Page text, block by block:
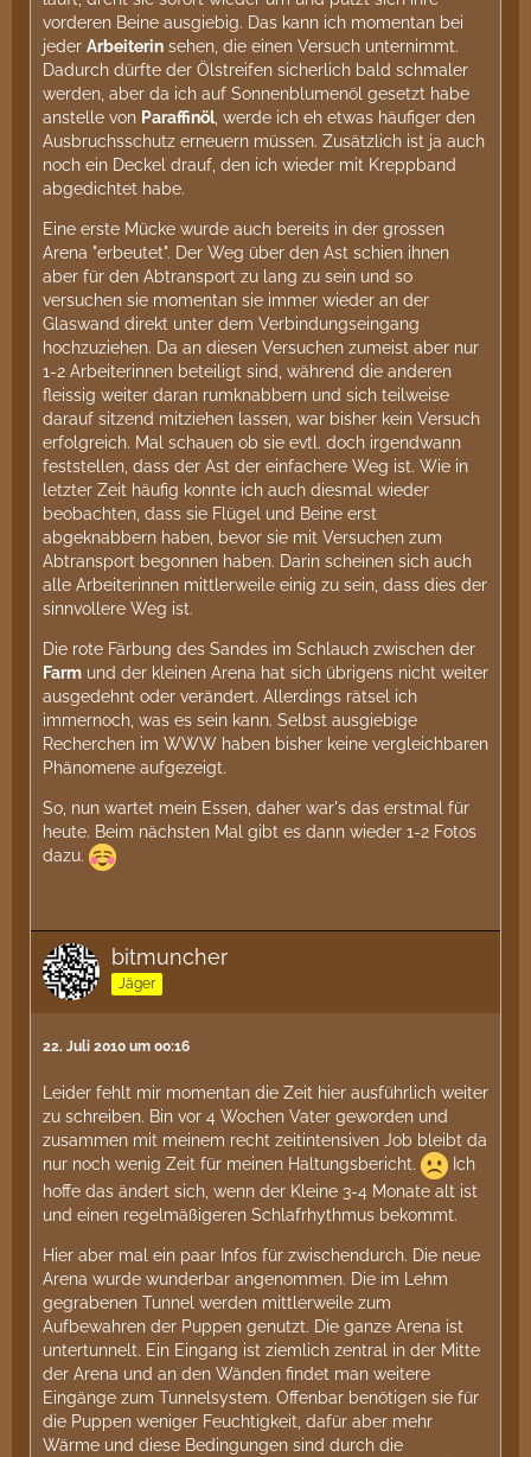
vorderen Beine ausgiebig. Das kann ich momentan bei
jeder Arbeiterin sehen, die einen Versuch unternimmt.
Dadurch dürfte der Ölstreifen sicherlich bald schmaler
werden, aber da ich auf Sonnenblumenöl gesetzt habe
anstelle von Paraffinöl, werde ich eh etwas häufiger den
Ausbruchsschutz erneuern müssen. Zusätzlich ist ja auch
noch ein Deckel drauf, den ich wieder mit Kreppband
abgedichtet habe.
Eine erste Mücke wurde auch bereits in der grossen
Arena "erbeutet". Der Weg über den Ast schien ihnen
aber für den Abtransport zu lang zu sein und so
versuchen sie momentan sie immer wieder an der
Glaswand direkt unter dem Verbindungseingang
hochzuziehen. Da an diesen Versuchen zumeist aber nur
1-2 Arbeiterinnen beteiligt sind, während die anderen
fleissig weiter daran rumknabbern und sich teilweise
darauf sitzend mitziehen lassen, war bisher kein Versuch
erfolgreich. Mal schauen ob sie evtl. doch irgendwann
feststellen, dass der Ast der einfachere Weg ist. Wie in
letzter Zeit häufig konnte ich auch diesmal wieder
beobachten, dass sie Flügel und Beine erst
abgeknabbern haben, bevor sie mit Versuchen zum
Abtransport begonnen haben. Darin scheinen sich auch
alle Arbeiterinnen mittlerweile einig zu sein, dass dies der
sinnvollere Weg ist.
Die rote Färbung des Sandes im Schlauch zwischen der
Farm und der kleinen Arena hat sich übrigens nicht weiter
ausgedehnt oder verändert. Allerdings rätsel ich
immernoch, was es sein kann. Selbst ausgiebige
Recherchen im WWW haben bisher keine vergleichbaren
Phänomene aufgezeigt.
So, nun wartet mein Essen, daher war's das erstmal für
heute. Beim nächsten Mal gibt es dann wieder 1-2 Fotos
dazu.
bitmuncher
Jäger
22. Juli 2010 um 00:16
Leider fehlt mir momentan die Zeit hier ausführlich weiter
zu schreiben. Bin vor 4 Wochen Vater geworden und
zusammen mit meinem recht zeitintensiven Job bleibt da
nur noch wenig Zeit für meinen Haltungsbericht.
Ich
hoffe das ändert sich, wenn der Kleine 3-4 Monate alt ist
und einen regelmäßigeren Schlafrhythmus bekommt.
Hier aber mal ein paar Infos für zwischendurch. Die neue
Arena wurde wunderbar angenommen. Die im Lehm
gegrabenen Tunnel werden mittlerweile zum
Aufbewahren der Puppen genutzt. Die ganze Arena ist
untertunnelt. Ein Eingang ist ziemlich zentral in der Mitte
der Arena und an den Wänden findet man weitere
Eingänge zum Tunnelsystem. Offenbar benötigen sie für
die Puppen weniger Feuchtigkeit, dafür aber mehr
Wärme und diese Bedingungen sind durch die